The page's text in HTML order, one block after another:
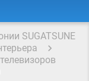
SUGATSUNE